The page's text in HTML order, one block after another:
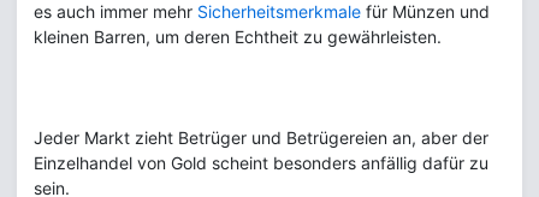
es auch immer mehr Sicherheitsmerkmale für Münzen und
kleinen Barren, um deren Echtheit zu gewährleisten.
Jeder Markt zieht Betrüger und Betrügereien an, aber der
Einzelhandel von Gold scheint besonders anfällig dafür zu
sein.